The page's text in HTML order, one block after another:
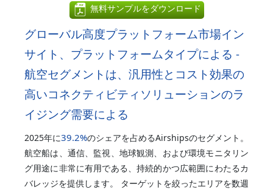
無料サンプルをダウンロード
グローバル高度プラットフォーム市場イン
サイト、プラットフォームタイプによる -
航空セグメントは、汎用性とコスト効果の
高いコネクティビティソリューションのラ
イジング需要による
2025年に39.2%のシェアを占めるAirshipsのセグメント。
航空船は、通信、監視、地球観測、および環境モニタリン
グ用途に非常に有用である、持続的かつ広範囲にわたるカ
バレッジを提供します。 ターゲットを絞ったエリアを数週